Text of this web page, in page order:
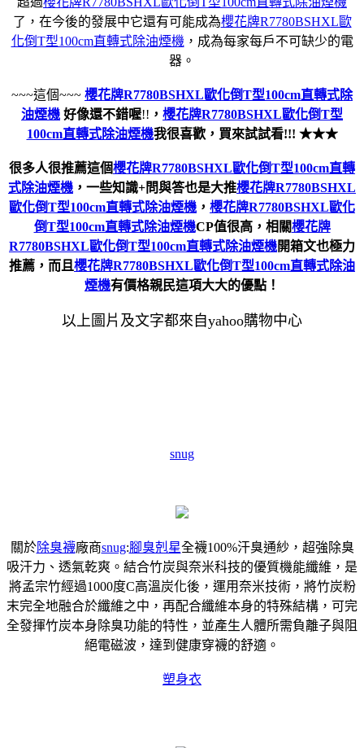
了，在今後的發展中它還有可能成為櫻花牌R7780BSHXL歐
化倒T型100cm直轉式除油煙機 ，成為每家每戶不可缺少的電
器。
~~~這個~~~ 櫻花牌R7780BSHXL歐化倒T型100cm直轉式除
油煙機 好像還不錯喔!! ， 櫻花牌R7780BSHXL歐化倒T型
100cm直轉式除油煙機我很喜歡，買來試試看!!! ★★★
很多人很推薦這個櫻花牌R7780BSHXL歐化倒T型100cm直轉
式除油煙機 ，一些知識+問與答也是大推櫻花牌R7780BSHXL
歐化倒T型100cm直轉式除油煙機 ， 櫻花牌R7780BSHXL歐化
倒T型100cm直轉式除油煙機CP值很高，相關櫻花牌
R7780BSHXL歐化倒T型100cm直轉式除油煙機開箱文也極力
推薦，而且 櫻花牌R7780BSHXL歐化倒T型100cm直轉式除油
煙機有價格親民這項大大的優點！
以上圖片及文字都來自yahoo購物中心
snug
關於除臭襪廠商snug:腳臭剋星全襪100%汗臭通紗，超強除臭
吸汗力、透氣乾爽。結合竹炭與奈米科技的優質機能纖維，是
將孟宗竹經過1000度C高溫炭化後，運用奈米技術，將竹炭粉
末完全地融合於纖維之中，再配合纖維本身的特殊結構，可完
全發揮竹炭本身除臭功能的特性，並產生人體所需負離子與阻
絕電磁波，達到健康穿襪的舒適。
塑身衣